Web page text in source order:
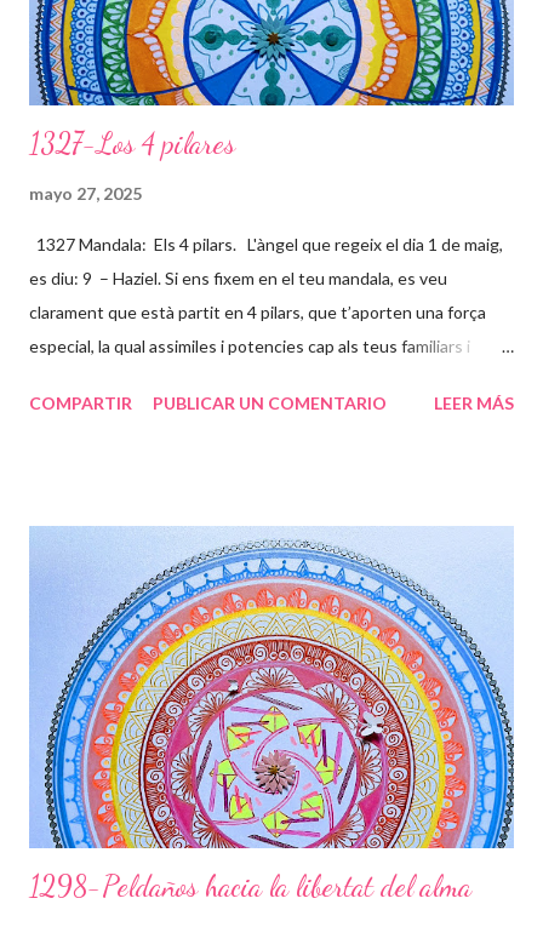
e
n
t
a
i1327-Los 4 pilares
mayo 27, 2025
1327 Mandala: Els 4 pilars. L'àngel que regeix el dia 1 de maig,
es diu: 9 – Haziel. Si ens fixem en el teu mandala, es veu
clarament que està partit en 4 pilars, que t’aporten una força
especial, la qual assimiles i potencies cap als teus familiars i
ésser humà súper excepcional, i molts s’apropen a tu per sentir
representa la teva bellesa interna i externa que s’estén cap a
l’exterior de la teva ànima, projectant ones que van passant per
les diferents capes de l’aura, formant juntament amb la Divinitat
aquests dibuixos, que són petjades teves i seves, on t’ensenya
els camins per on has de transitar. La fada t’acompanya en
aquest camí, tens la gran sort d’haver compartit l’entr...
COMPARTIR PUBLICAR UN COMENTARIO LEER MÁS
1298-Peldaños hacia la libertat del alma